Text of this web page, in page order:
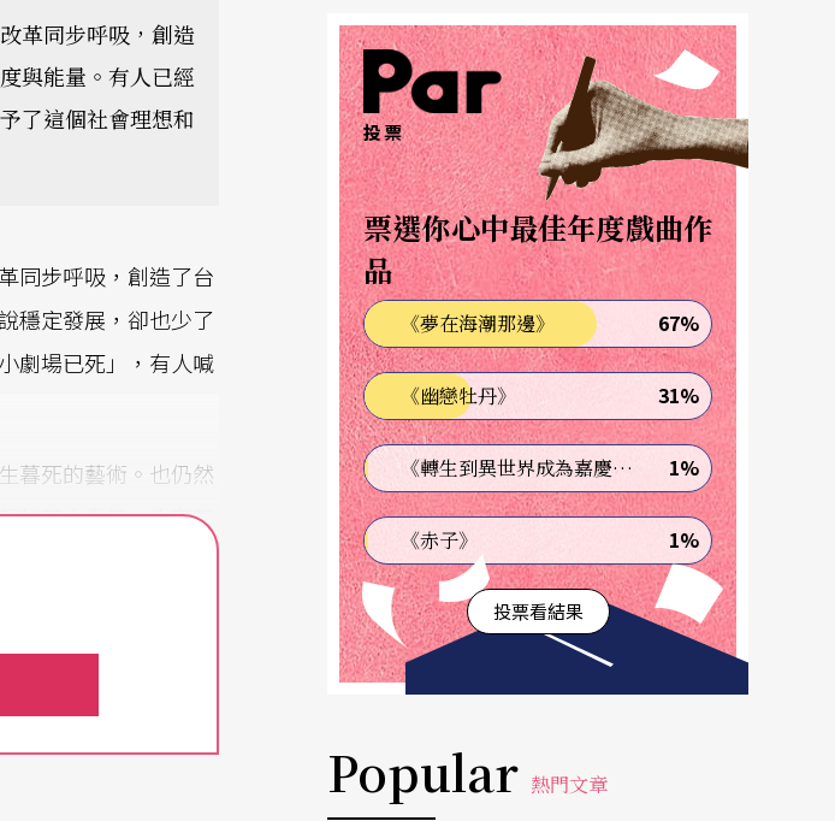
革同步呼吸，創造
與能量。有人已經
了這個社會理想和
同步呼吸，創造了台
穩定發展，卻也少了
劇場已死」，有人喊
暮死的藝術。也仍然
的革命青年，也有革
、換了種方法，卻不
劉靜敏（現改名劉
投票
票選你心中最佳年度戲曲作
品
《夢在海潮那邊》 67%
《幽戀牡丹》 31%
《轉生到異世界成為嘉慶君—發現我的祖先是詐騙集團!?》 1%
《赤子》 1%
投票看結果
Popular 熱門文章